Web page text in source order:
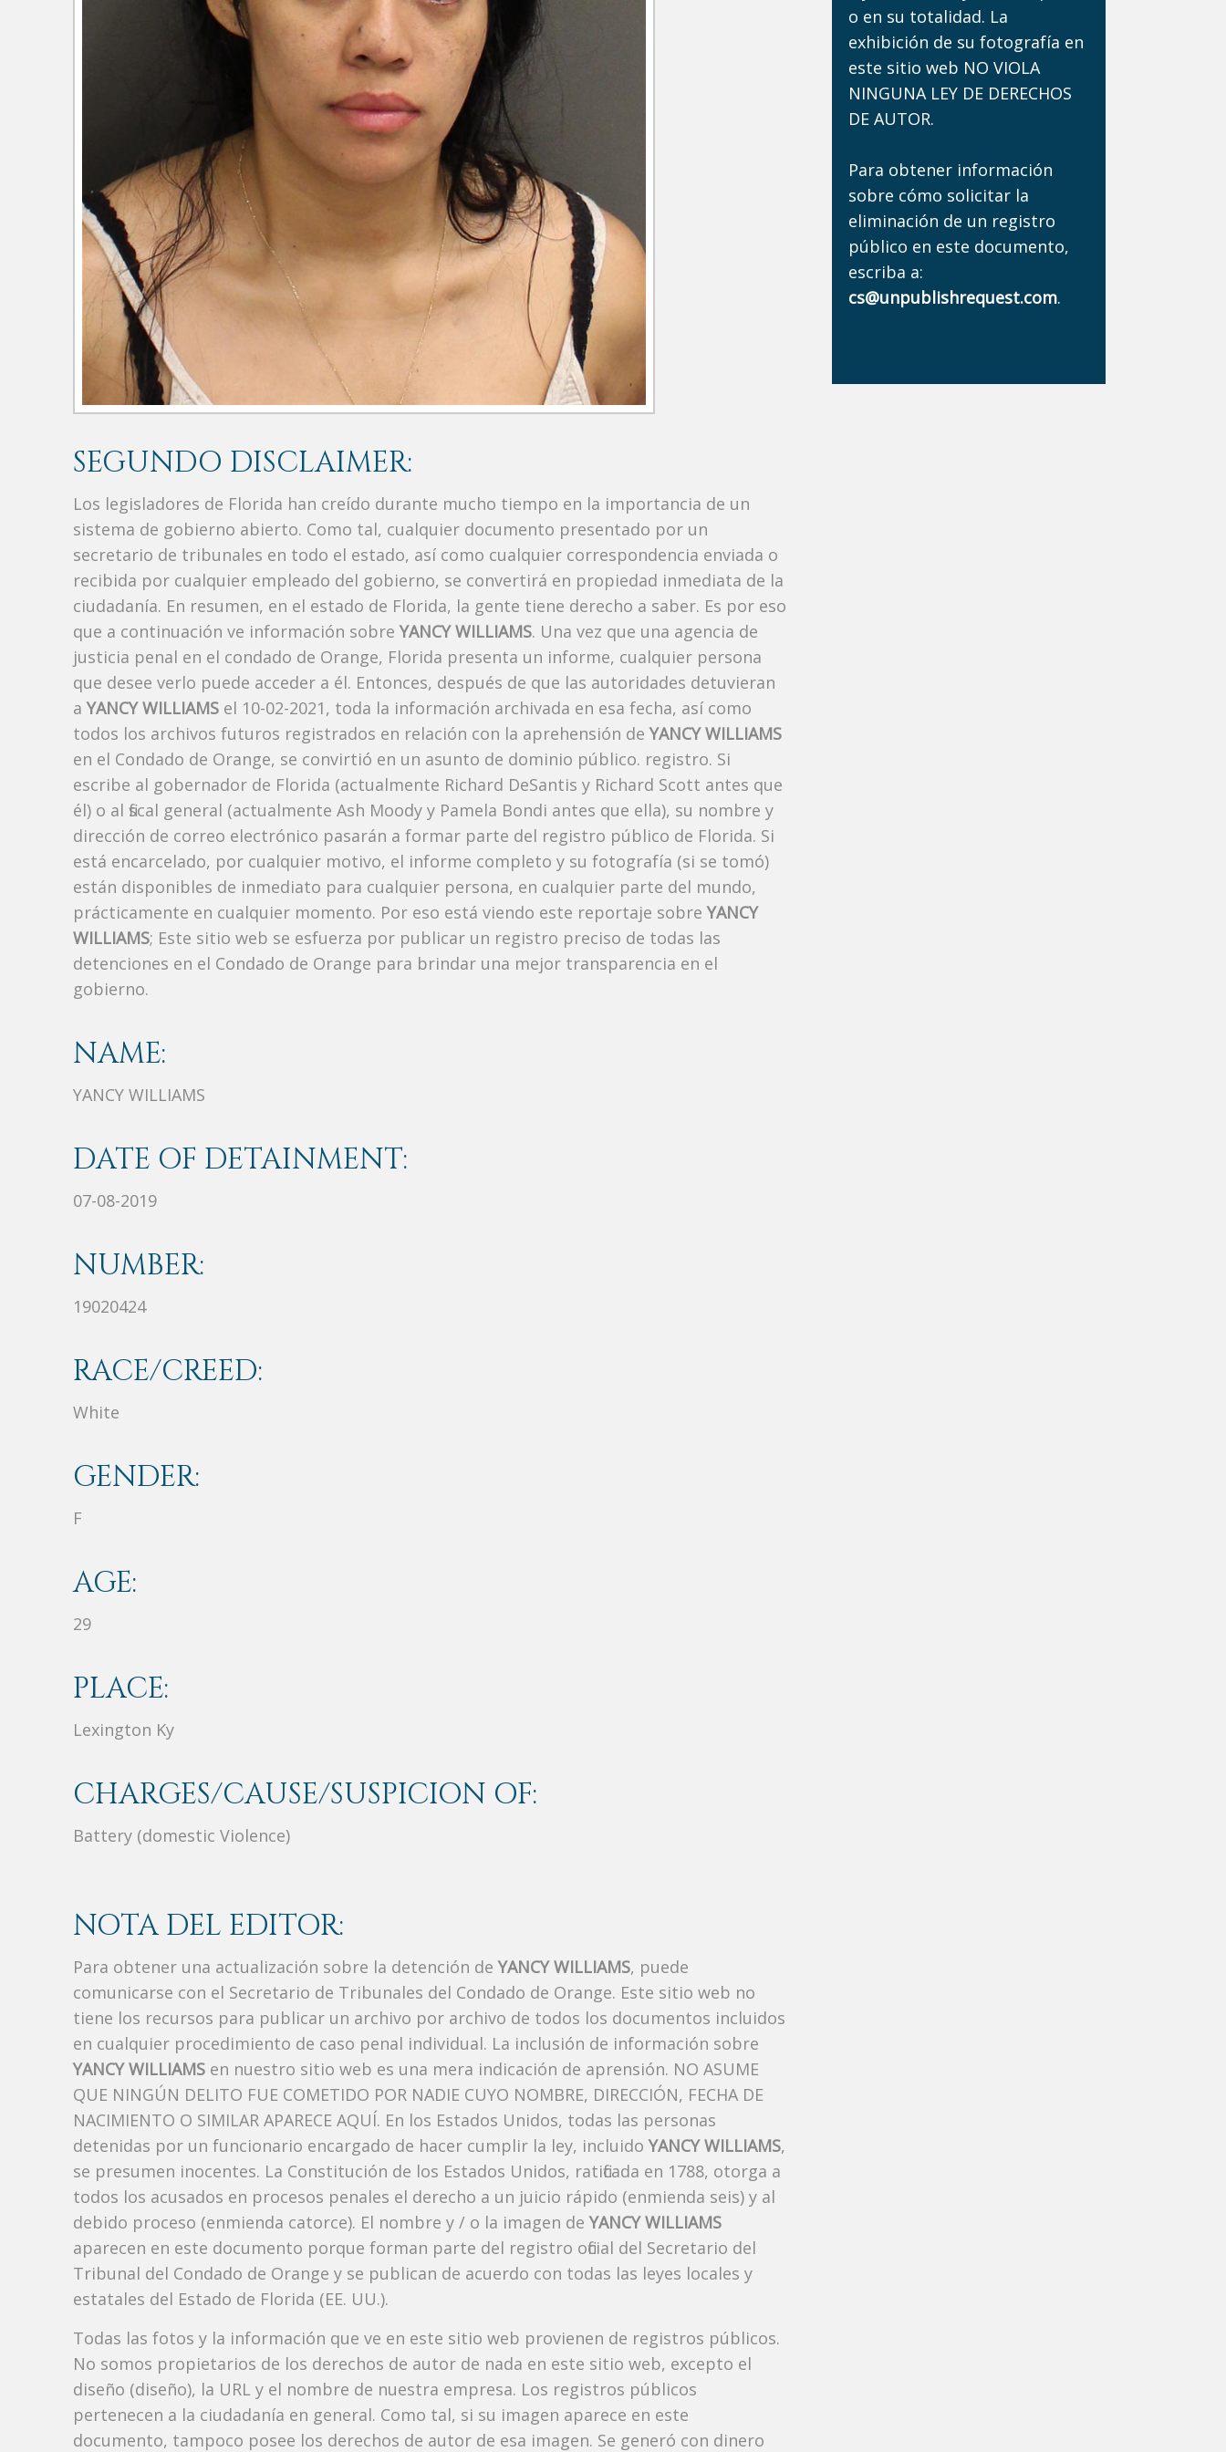
SEGUNDO DISCLAIMER:
Los legisladores de Florida han creído durante mucho tiempo en la importancia de un
sistema de gobierno abierto. Como tal, cualquier documento presentado por un
secretario de tribunales en todo el estado, así como cualquier correspondencia enviada o
recibida por cualquier empleado del gobierno, se convertirá en propiedad inmediata de la
ciudadanía. En resumen, en el estado de Florida, la gente tiene derecho a saber. Es por eso
que a continuación ve información sobreYANCY WILLIAMS. Una vez que una agencia de
justicia penal en el condado de Orange, Florida presenta un informe, cualquier persona
que desee verlo puede acceder a él. Entonces, después de que las autoridades detuvieran
aYANCY WILLIAMS el 10-02-2021, toda la información archivada en esa fecha, así como
todos los archivos futuros registrados en relación con la aprehensión deYANCY WILLIAMS
en el Condado de Orange, se convirtió en un asunto de dominio público. registro. Si
escribe al gobernador de Florida (actualmente Richard DeSantis y Richard Scott antes que
él) o al fiscal general (actualmente Ash Moody y Pamela Bondi antes que ella), su nombre y
dirección de correo electrónico pasarán a formar parte del registro público de Florida. Si
está encarcelado, por cualquier motivo, el informe completo y su fotografía (si se tomó)
están disponibles de inmediato para cualquier persona, en cualquier parte del mundo,
prácticamente en cualquier momento. Por eso está viendo este reportaje sobreYANCY
WILLIAMS; Este sitio web se esfuerza por publicar un registro preciso de todas las
detenciones en el Condado de Orange para brindar una mejor transparencia en el
gobierno.
NAME:
YANCY WILLIAMS
DATE OF DETAINMENT:
07-08-2019
NUMBER:
19020424
RACE/CREED:
White
GENDER:
F
AGE:
29
PLACE:
Lexington Ky
CHARGES/CAUSE/SUSPICION OF:
Battery (domestic Violence)
NOTA DEL EDITOR:
Para obtener una actualización sobre la detención deYANCY WILLIAMS, puede
comunicarse con el Secretario de Tribunales del Condado de Orange. Este sitio web no
tiene los recursos para publicar un archivo por archivo de todos los documentos incluidos
en cualquier procedimiento de caso penal individual. La inclusión de información sobre
YANCY WILLIAMS en nuestro sitio web es una mera indicación de aprensión. NO ASUME
QUE NINGÚN DELITO FUE COMETIDO POR NADIE CUYO NOMBRE, DIRECCIÓN, FECHA DE
NACIMIENTO O SIMILAR APARECE AQUÍ. En los Estados Unidos, todas las personas
detenidas por un funcionario encargado de hacer cumplir la ley, incluidoYANCY WILLIAMS,
se presumen inocentes. La Constitución de los Estados Unidos, ratificada en 1788, otorga a
todos los acusados ​​en procesos penales el derecho a un juicio rápido (enmienda seis) y al
debido proceso (enmienda catorce). El nombre y / o la imagen deYANCY WILLIAMS
aparecen en este documento porque forman parte del registro oficial del Secretario del
Tribunal del Condado de Orange y se publican de acuerdo con todas las leyes locales y
estatales del Estado de Florida (EE. UU.).
Todas las fotos y la información que ve en este sitio web provienen de registros públicos.
No somos propietarios de los derechos de autor de nada en este sitio web, excepto el
diseño (diseño), la URL y el nombre de nuestra empresa. Los registros públicos
pertenecen a la ciudadanía en general. Como tal, si su imagen aparece en este
documento, tampoco posee los derechos de autor de esa imagen. Se generó con dinero
o en su totalidad. La
exhibición de su fotografía en
este sitio web NO VIOLA
NINGUNA LEY DE DERECHOS
DE AUTOR.
Para obtener información
sobre cómo solicitar la
eliminación de un registro
público en este documento,
escriba a:
cs@unpublishrequest.com.